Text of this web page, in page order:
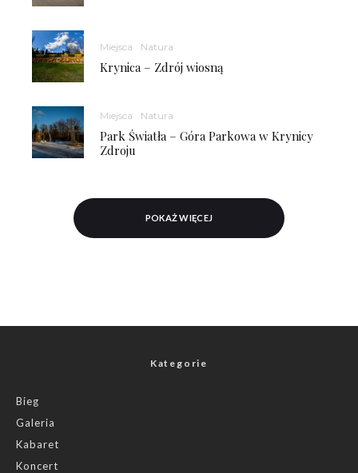
Miejsca Natura
Krynica – Zdrój wiosną
Miejsca Natura
Park Światła – Góra Parkowa w Krynicy
Zdroju
POKAŻ WIĘCEJ
Kategorie
Bieg
Galeria
Kabaret
Koncert